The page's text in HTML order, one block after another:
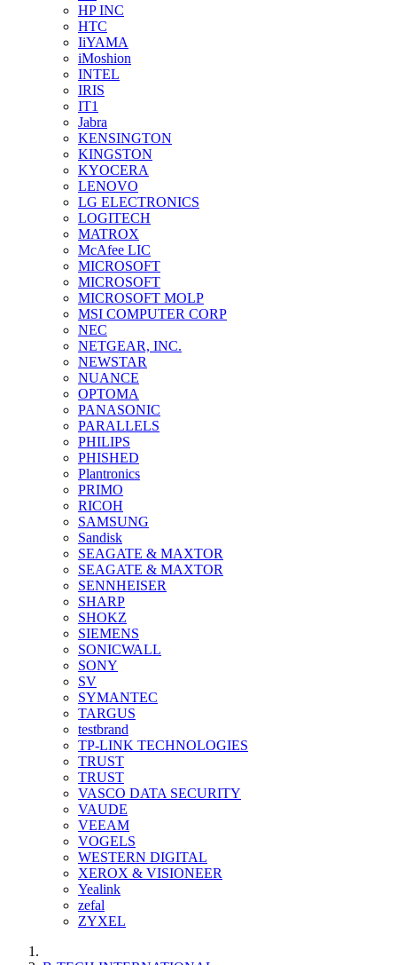
HP INC
HTC
IiYAMA
iMoshion
INTEL
IRIS
IT1
Jabra
KENSINGTON
KINGSTON
KYOCERA
LENOVO
LG ELECTRONICS
LOGITECH
MATROX
McAfee LIC
MICROSOFT
MICROSOFT
MICROSOFT MOLP
MSI COMPUTER CORP
NEC
NETGEAR, INC.
NEWSTAR
NUANCE
OPTOMA
PANASONIC
PARALLELS
PHILIPS
PHISHED
Plantronics
PRIMO
RICOH
SAMSUNG
Sandisk
SEAGATE & MAXTOR
SEAGATE & MAXTOR
SENNHEISER
SHARP
SHOKZ
SIEMENS
SONICWALL
SONY
SV
SYMANTEC
TARGUS
testbrand
TP-LINK TECHNOLOGIES
TRUST
TRUST
VASCO DATA SECURITY
VAUDE
VEEAM
VOGELS
WESTERN DIGITAL
XEROX & VISIONEER
Yealink
zefal
ZYXEL